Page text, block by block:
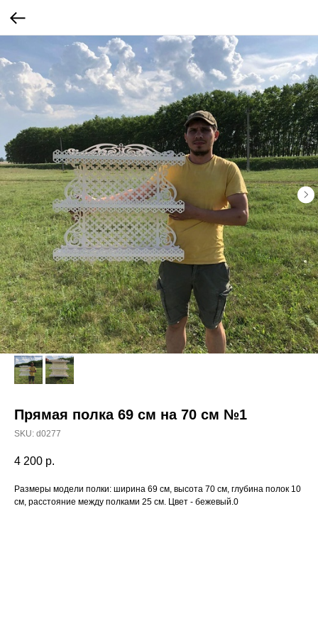
Прямая полка 69 см на 70 см №1
SKU: d0277
4 200 р.
Размеры модели полки: ширина 69 см, высота 70 см, глубина полок 10
см, расстояние между полками 25 см. Цвет - бежевый.0